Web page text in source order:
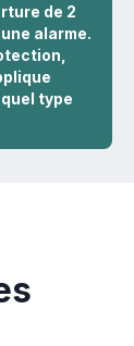
de 2
alarme.
type